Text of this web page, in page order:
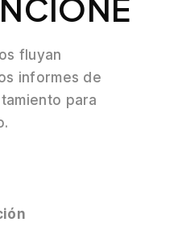
fluyan
informes de
para